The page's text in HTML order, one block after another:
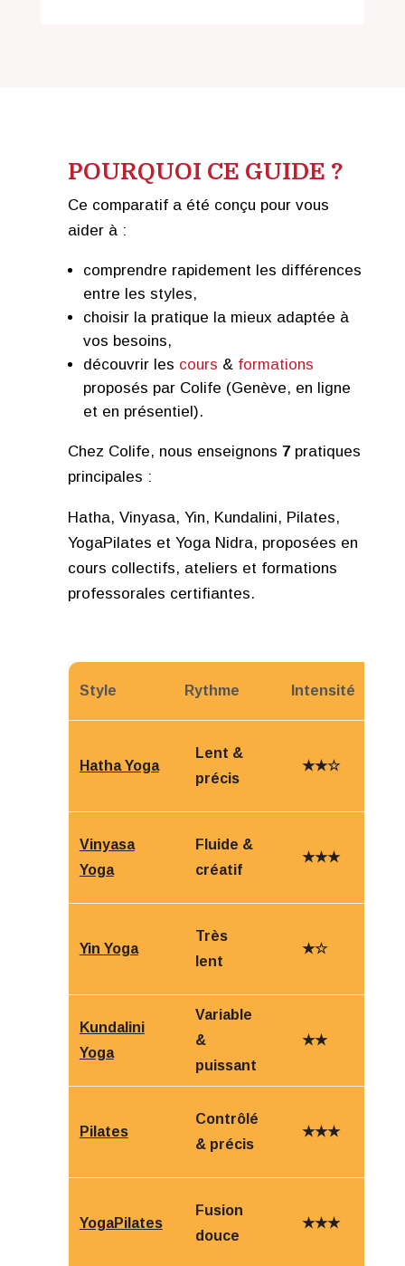
POURQUOI CE GUIDE ?
Ce comparatif a été conçu pour vous
aider à :
comprendre rapidement les différences
entre les styles,
choisir la pratique la mieux adaptée à
vos besoins,
découvrir les cours & formations
proposés par Colife (Genève, en ligne
et en présentiel).
Chez Colife, nous enseignons 7pratiques
principales :
Hatha, Vinyasa, Yin, Kundalini, Pilates,
YogaPilates et Yoga Nidra, proposées en
cours collectifs, ateliers et formations
professorales certifiantes.
Style Rythme Intensité
Hatha Yoga
Lent &
précis
★★☆
Vinyasa
Yoga
Fluide &
créatif
★★★
Yin Yoga
Très
lent
★☆
Kundalini
Yoga
Variable
&
puissant
★★
Pilates
Contrôlé
& précis
★★★
YogaPilates
Fusion
douce
★★★